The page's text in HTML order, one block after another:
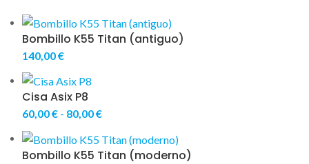
Bombillo K55 Titan (antiguo)
140,00€
Cisa Asix P8
60,00€ - 80,00€
Bombillo K55 Titan (moderno)